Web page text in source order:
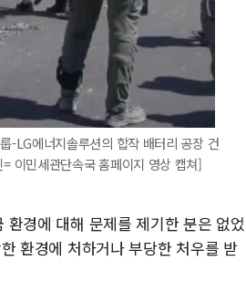
-LG에너지솔루션의 합작 배터리 공장 건
이민세관단속국 홈페이지 영상 캡쳐]
경에 대해 문제를 제기한 분은 없었
환경에 처하거나 부당한 처우를 받